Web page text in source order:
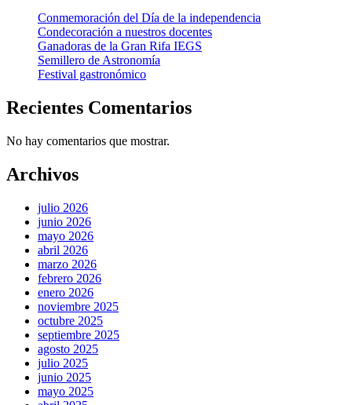
Conmemoración del Día de la independencia
Condecoración a nuestros docentes
Ganadoras de la Gran Rifa IEGS
Semillero de Astronomía
Festival gastronómico
Recientes Comentarios
No hay comentarios que mostrar.
Archivos
julio 2026
junio 2026
mayo 2026
abril 2026
marzo 2026
febrero 2026
enero 2026
noviembre 2025
octubre 2025
septiembre 2025
agosto 2025
julio 2025
junio 2025
mayo 2025